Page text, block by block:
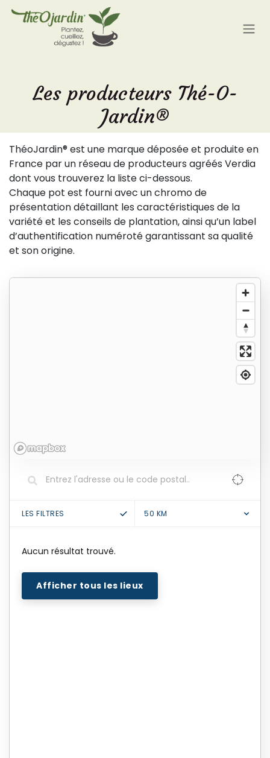
Se rendre au contenu
Les producteurs Thé-O-
Jardin®
ThéoJardin® est une marque déposée et produite en
France par un réseau de producteurs agréés Verdia
dont vous trouverez la liste ci-dessous.
Chaque pot est fourni avec un chromo de
présentation détaillant les caractéristiques de la
variété et les conseils de plantation, ainsi qu’un label
d’authentification numéroté garantissant sa qualité
et son origine.
LES FILTRES 50 KM
Aucun résultat trouvé.
Afficher tous les lieux